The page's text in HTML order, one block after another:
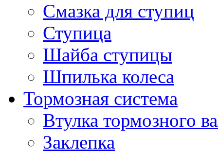
Смазка для ступиц
Ступица
Шайба ступицы
Шпилька колеса
Тормозная система
Втулка тормозного
Заклепка